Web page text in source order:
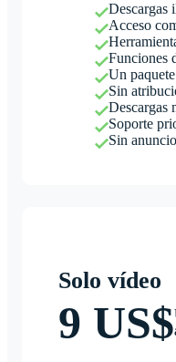
Descargas
Acceso
Funciones
Un
Sin
Descargas
Soporte
Sin
Solo vídeo
9 US$